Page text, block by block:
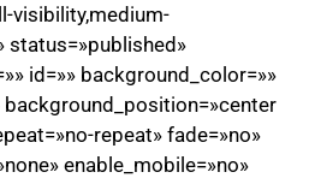
visibility,medium-
status=»published»
id=»» background_color=»»
repeat» fade=»no»
enable_mobile=»no»